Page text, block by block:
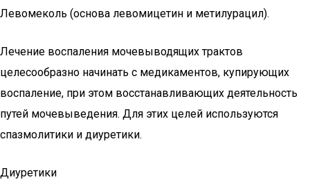
Левомеколь (основа левомицетин и метилурацил).
Лечение воспаления мочевыводящих трактов
целесообразно начинать с медикаментов, купирующих
воспаление, при этом восстанавливающих деятельность
путей мочевыведения. Для этих целей используются
спазмолитики и диуретики.
Диуретики